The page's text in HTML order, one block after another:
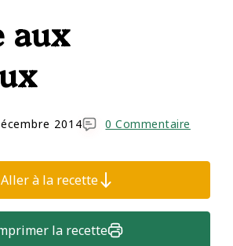
aux
2014 0 Commentaire
Aller à la recette
la recette